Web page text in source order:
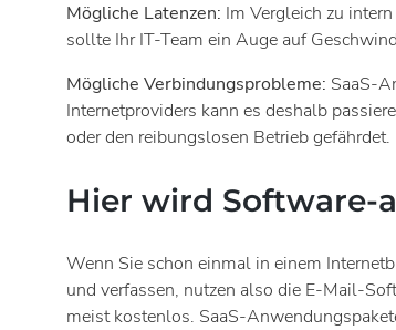
Mögliche Latenzen: Im Vergleich zu
sollte Ihr IT-Team ein Auge auf
Mögliche Verbindungsprobleme: SaaS-
Internetproviders kann es deshalb
oder den reibungslosen Betrieb gefährdet.
Hier wird Software-
Wenn Sie schon einmal in einem
und verfassen, nutzen also die E-Mail-
meist kostenlos. SaaS-